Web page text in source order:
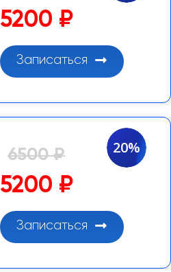
5200 ₽
Записаться
20%
6500 ₽
5200 ₽
Записаться